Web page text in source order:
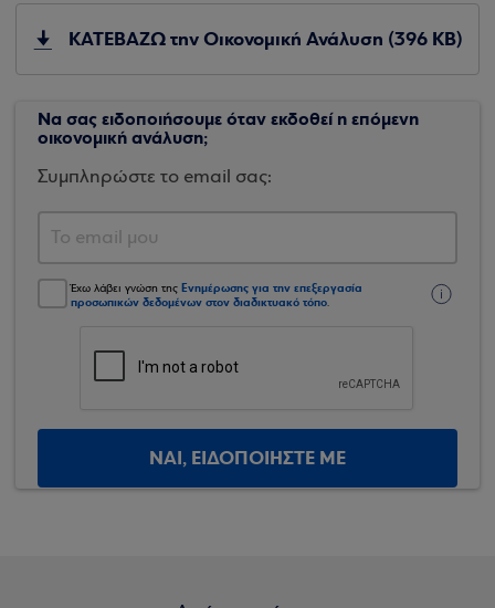
ΚΑΤΕΒΑΖΩ την Οικονομική Ανάλυση (396 KB)
Να σας ειδοποιήσουμε όταν εκδοθεί η επόμενη
οικονομική ανάλυση;
Συμπληρώστε το email σας:
Έχω λάβει γνώση της Ενημέρωσης για την επεξεργασία
προσωπικών δεδομένων στον διαδικτυακό τόπο.
ΝΑΙ, ΕΙΔΟΠΟΙΗΣΤΕ ΜΕ